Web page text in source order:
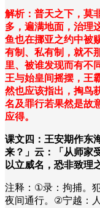
解析：普天之下，莫
多，遍满地面，治理
鱼也在挪亚之约中被
有制、私有制，就不
里、被谁发现而有不
王与始皇间摇摆，王
然也应该指出，掏鸟
名及罪行若果然是故
应得。
课文四：王安期作东
来？」云：「从师家
以立威名，恐非致理
注释： ①录：拘捕。
夜间通行。 ②宁越：